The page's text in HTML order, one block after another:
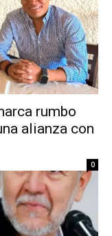
rumbo
alianza con
0